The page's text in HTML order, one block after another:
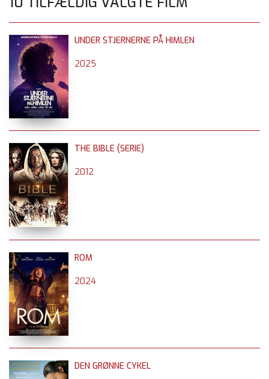
UNDER STJERNERNE PÅ HIMLEN
2025
THE BIBLE (SERIE)
2012
ROM
2024
DEN GRØNNE CYKEL